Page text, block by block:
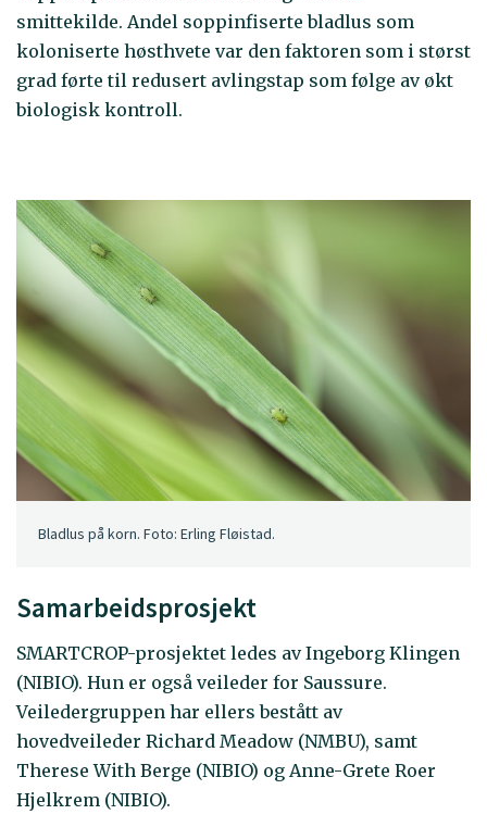
smittekilde. Andel soppinfiserte bladlus som
koloniserte høsthvete var den faktoren som i størst
grad førte til redusert avlingstap som følge av økt
biologisk kontroll.
Bladlus på korn. Foto: Erling Fløistad.
Samarbeidsprosjekt
SMARTCROP-prosjektet ledes av Ingeborg Klingen
(NIBIO). Hun er også veileder for Saussure.
Veiledergruppen har ellers bestått av
hovedveileder Richard Meadow (NMBU), samt
Therese With Berge (NIBIO) og Anne-Grete Roer
Hjelkrem (NIBIO).